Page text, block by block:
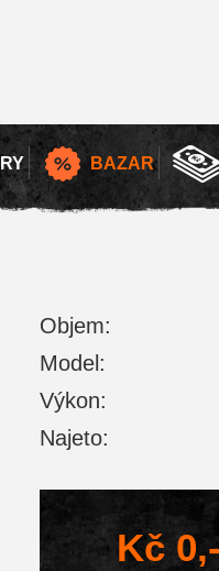
BAZAR
Objem:
Model:
Výkon:
Najeto:
Kč